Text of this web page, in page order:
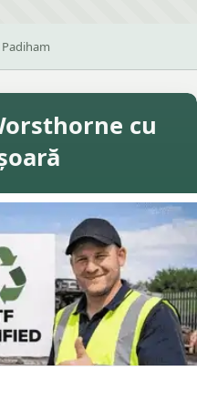
cu